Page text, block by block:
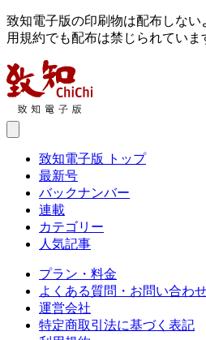
致知電子版の印刷物は配布しない
用規約でも配布は禁じられていま
致知電子版 トップ
最新号
バックナンバー
連載
カテゴリー
人気記事
プラン・料金
よくある質問・お問い合わ
運営会社
特定商取引法に基づく表記